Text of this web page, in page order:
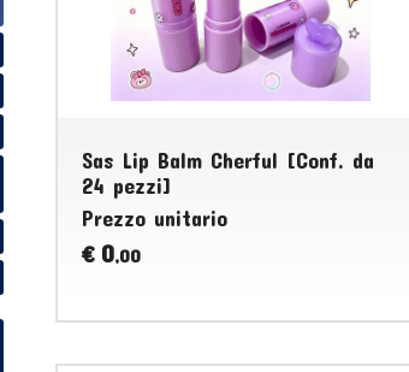
Sas Lip Balm Cherful [Conf. da
24 pezzi]
Prezzo unitario
€ 0,00